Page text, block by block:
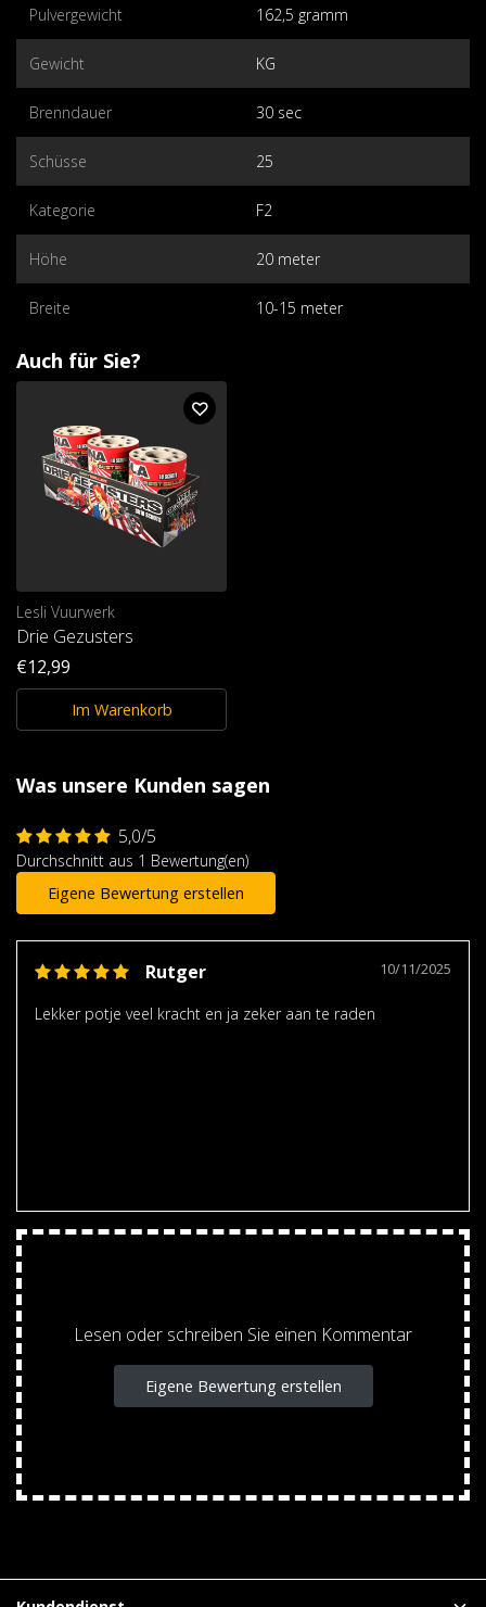
Pulvergewicht 162,5 gramm
Gewicht KG
Brenndauer 30 sec
Schüsse 25
Kategorie F2
Höhe 20 meter
Breite 10-15 meter
Auch für Sie?
Lesli Vuurwerk
Drie Gezusters
€12,99
Im Warenkorb
Was unsere Kunden sagen
5,0/5
Durchschnitt aus 1 Bewertung(en)
Eigene Bewertung erstellen
Rutger 10/11/2025
Lekker potje veel kracht en ja zeker aan te raden
Lesen oder schreiben Sie einen Kommentar
Eigene Bewertung erstellen